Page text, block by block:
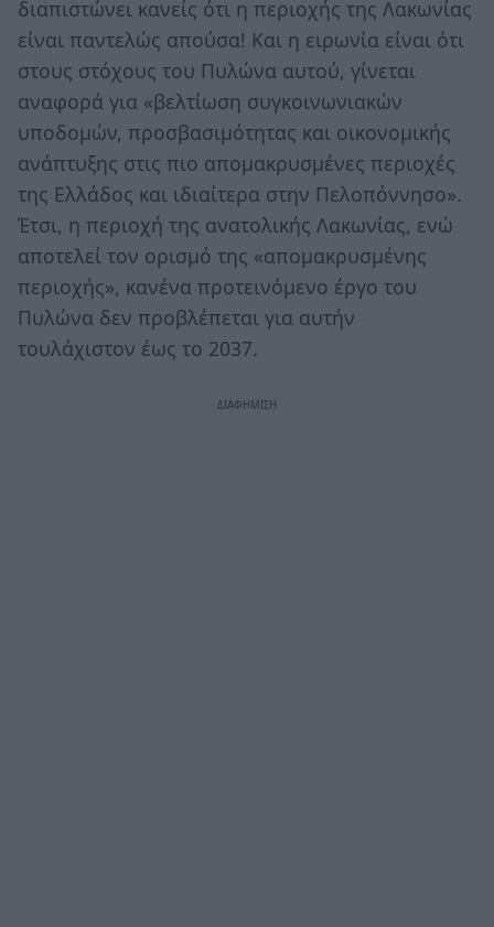
διαπιστώνει κανείς ότι η περιοχής της Λακωνίας
είναι παντελώς απούσα! Και η ειρωνία είναι ότι
στους στόχους του Πυλώνα αυτού, γίνεται
αναφορά για «βελτίωση συγκοινωνιακών
υποδομών, προσβασιμότητας και οικονομικής
ανάπτυξης στις πιο απομακρυσμένες περιοχές
της Ελλάδος και ιδιαίτερα στην Πελοπόννησο».
Έτσι, η περιοχή της ανατολικής Λακωνίας, ενώ
αποτελεί τον ορισμό της «απομακρυσμένης
περιοχής», κανένα προτεινόμενο έργο του
Πυλώνα δεν προβλέπεται για αυτήν
τουλάχιστον έως το 2037.